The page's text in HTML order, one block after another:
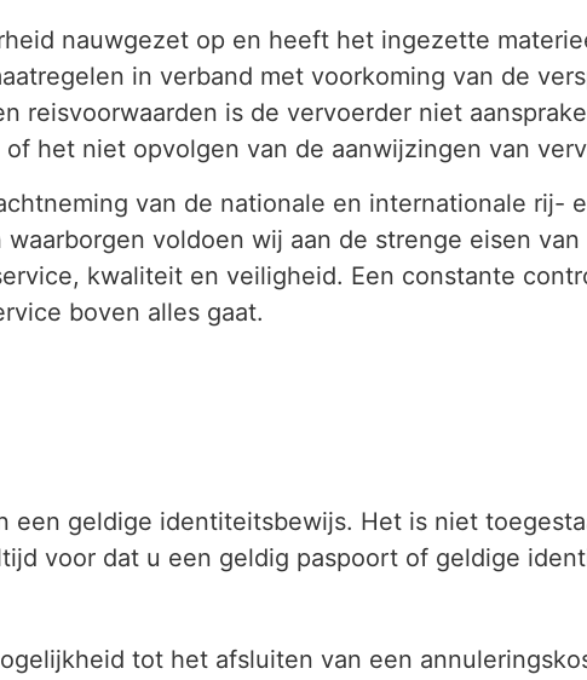
nauwgezet op en heeft het ingezette
in verband met voorkoming van de
reisvoorwaarden is de vervoerder niet
het niet opvolgen van de aanwijzingen van
van de nationale en internationale rij-
voldoen wij aan de strenge eisen
kwaliteit en veiligheid. Een constante
boven alles gaat.
geldige identiteitsbewijs. Het is niet
voor dat u een geldig paspoort of geldige
tot het afsluiten van een